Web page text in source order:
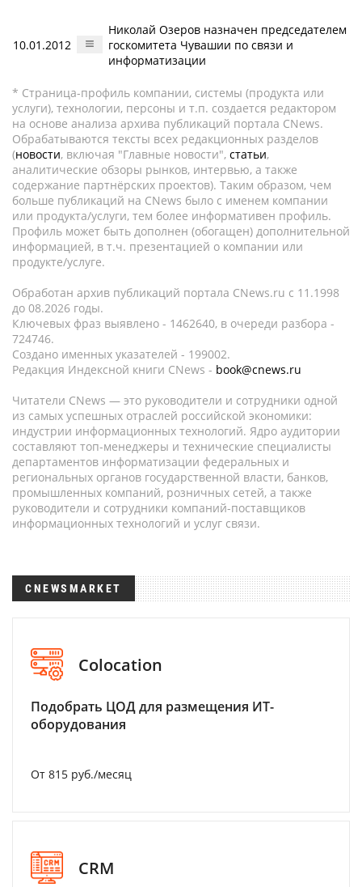
10.01.2012
Николай Озеров назначен председателем
госкомитета Чувашии по связи и
информатизации
* Страница-профиль компании, системы (продукта или
услуги), технологии, персоны и т.п. создается редактором
на основе анализа архива публикаций портала CNews.
Обрабатываются тексты всех редакционных разделов
(новости, включая "Главные новости", статьи,
аналитические обзоры рынков, интервью, а также
содержание партнёрских проектов). Таким образом, чем
больше публикаций на CNews было с именем компании
или продукта/услуги, тем более информативен профиль.
Профиль может быть дополнен (обогащен) дополнительной
информацией, в т.ч. презентацией о компании или
продукте/услуге.
Обработан архив публикаций портала CNews.ru c 11.1998
до 08.2026 годы.
Ключевых фраз выявлено - 1462640, в очереди разбора -
724746.
Создано именных указателей - 199002.
Редакция Индексной книги CNews - book@cnews.ru
Читатели CNews — это руководители и сотрудники одной
из самых успешных отраслей российской экономики:
индустрии информационных технологий. Ядро аудитории
составляют топ-менеджеры и технические специалисты
департаментов информатизации федеральных и
региональных органов государственной власти, банков,
промышленных компаний, розничных сетей, а также
руководители и сотрудники компаний-поставщиков
информационных технологий и услуг связи.
CNEWSMARKET
Colocation
Подобрать ЦОД для размещения ИТ-
оборудования
От 815 руб./месяц
CRM